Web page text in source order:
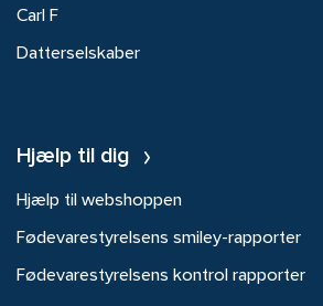
Carl F
Datterselskaber
Hjælp til dig
Hjælp til webshoppen
Fødevarestyrelsens smiley-rapporter
Fødevarestyrelsens kontrol rapporter